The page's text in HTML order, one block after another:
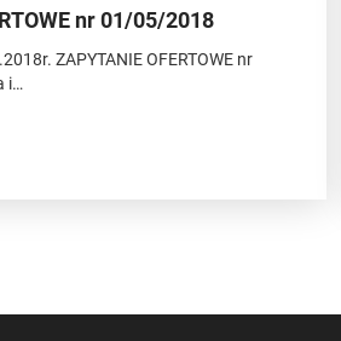
nr 01/05/2018
ZAPYTANIE OFERTOWE nr
i…